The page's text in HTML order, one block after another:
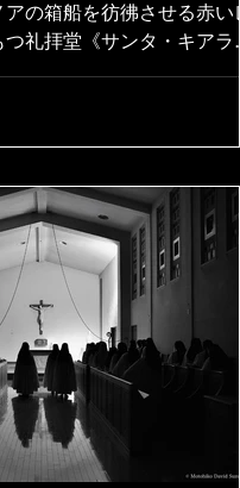
の箱船を彷彿させる赤いレ
礼拝堂《サンタ・キアラ